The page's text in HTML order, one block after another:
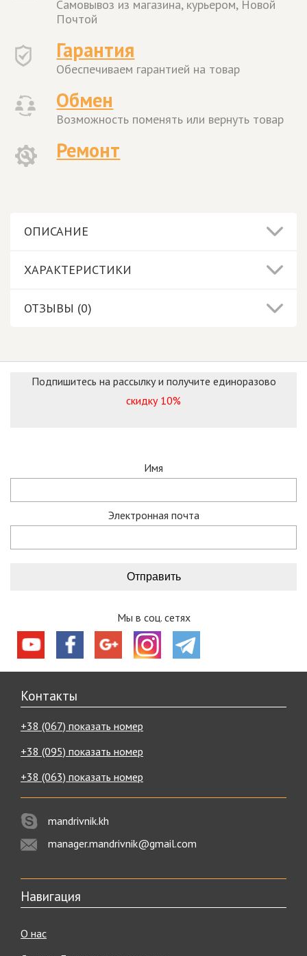
Самовывоз из магазина, курьером, Новой
Почтой
Гарантия
Обеспечиваем гарантией на товар
Обмен
Возможность поменять или вернуть товар
Ремонт
ОПИСАНИЕ
ХАРАКТЕРИСТИКИ
ОТЗЫВЫ (0)
Подпишитесь на рассылку и получите единоразово
скидку 10%
Имя
Электронная почта
Мы в соц. сетях
Контакты
+38 (067) показать номер
+38 (095) показать номер
+38 (063) показать номер
mandrivnik.kh
manager.mandrivnik@gmail.com
Навигация
О нас